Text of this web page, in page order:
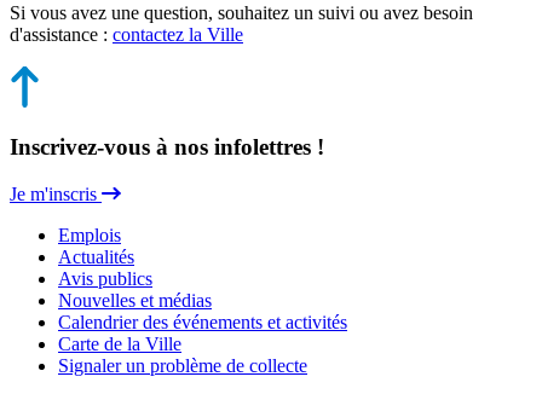
Si vous avez une question, souhaitez un suivi ou avez besoin
d'assistance : contactez la Ville
Inscrivez-vous à nos infolettres !
Je m'inscris
Emplois
Actualités
Avis publics
Nouvelles et médias
Calendrier des événements et activités
Carte de la Ville
Signaler un problème de collecte